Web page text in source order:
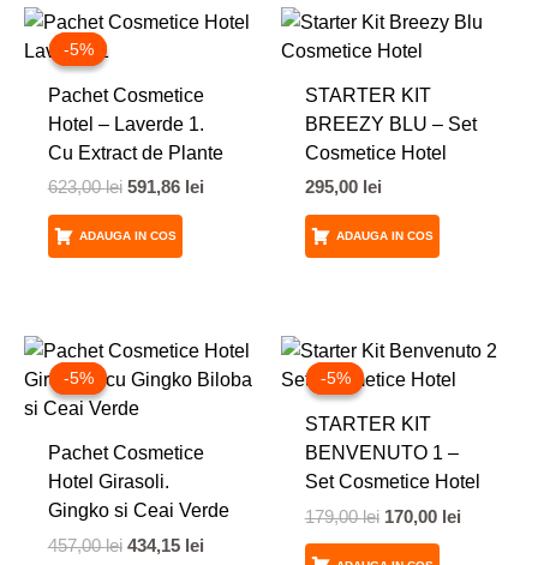
-5%
-5%
Pachet Cosmetice
Hotel – Laverde 1.
Cu Extract de Plante
623,00lei
Prețul
fost:
623,00 lei.
591,86 lei
Prețul
ADAUGA IN COS
STARTER KIT
BREEZY BLU – Set
Cosmetice Hotel
295,00 lei
ADAUGA IN COS
-5%
-5%
Pachet Cosmetice
Hotel Girasoli.
Gingko si Ceai Verde
457,00lei
Prețul
inițial
a
fost:
434,15 lei
Prețul
curent
este:
-5%
-5%
STARTER KIT
BENVENUTO 1 –
Set Cosmetice Hotel
179,00lei
Prețul
inițial
a
fost:
179,00 lei.
170,00 lei
Prețul